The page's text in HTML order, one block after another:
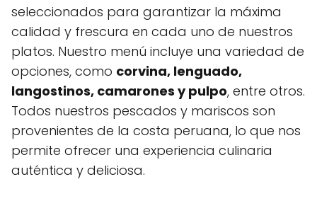
seleccionados para garantizar la máxima
calidad y frescura en cada uno de nuestros
platos. Nuestro menú incluye una variedad de
opciones, como corvina, lenguado,
langostinos, camarones y pulpo, entre otros.
Todos nuestros pescados y mariscos son
provenientes de la costa peruana, lo que nos
permite ofrecer una experiencia culinaria
auténtica y deliciosa.